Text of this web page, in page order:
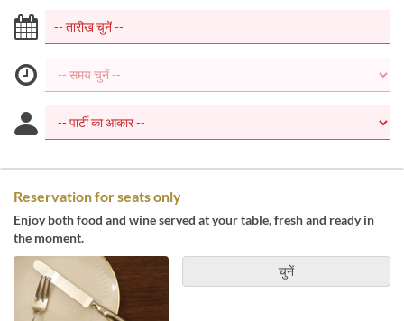
Reservation for seats only
Enjoy both food and wine served at your table, fresh and ready in
the moment.
चुनें